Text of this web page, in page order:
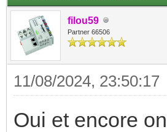
filou59
Partner 66506
11/08/2024, 23:50:17
Oui et encore